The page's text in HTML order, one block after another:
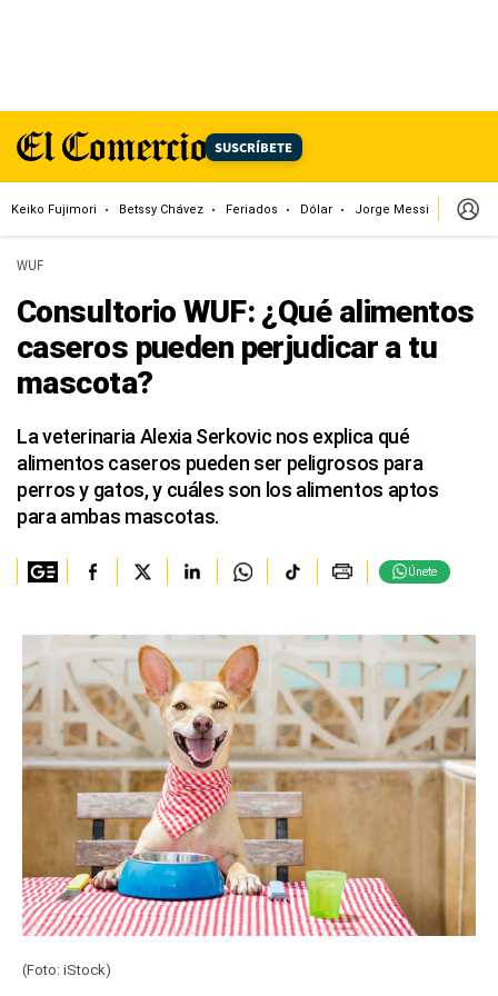
SUSCRÍBETE
Keiko Fujimori Betssy Chávez Feriados Dólar Jorge Messi Papa
WUF
Consultorio WUF: ¿Qué alimentos
caseros pueden perjudicar a tu
mascota?
La veterinaria Alexia Serkovic nos explica qué
alimentos caseros pueden ser peligrosos para
perros y gatos, y cuáles son los alimentos aptos
para ambas mascotas.
Únete
(Foto: iStock)